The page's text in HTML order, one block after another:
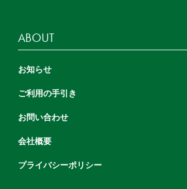
ABOUT
お知らせ
ご利用の手引き
お問い合わせ
会社概要
プライバシーポリシー